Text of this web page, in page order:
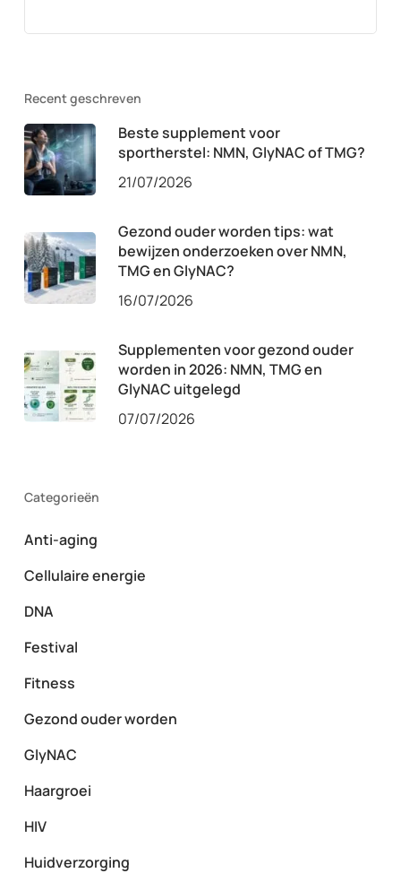
Recent geschreven
Beste supplement voor
sportherstel: NMN, GlyNAC of TMG?
21/07/2026
Gezond ouder worden tips: wat
bewijzen onderzoeken over NMN,
TMG en GlyNAC?
16/07/2026
Supplementen voor gezond ouder
worden in 2026: NMN, TMG en
GlyNAC uitgelegd
07/07/2026
Categorieën
Anti-aging
Cellulaire energie
DNA
Festival
Fitness
Gezond ouder worden
GlyNAC
Haargroei
HIV
Huidverzorging